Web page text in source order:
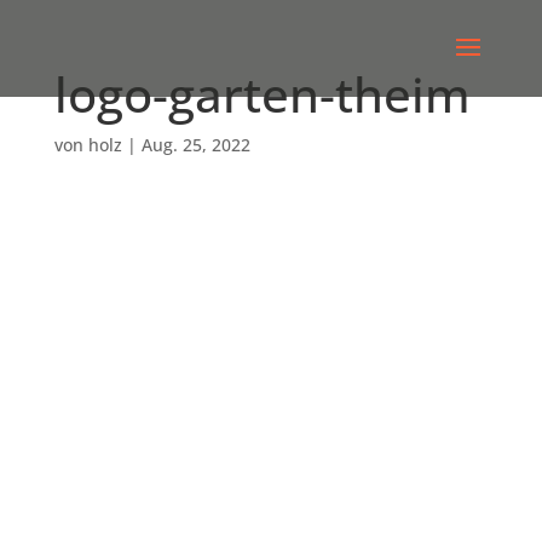
logo-garten-theim
von holz | Aug. 25, 2022